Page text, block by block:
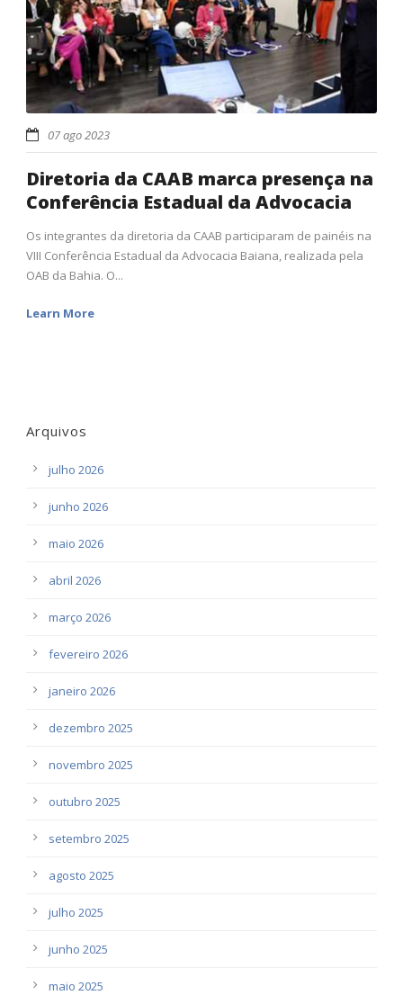
07 ago 2023
Diretoria da CAAB marca presença na
Conferência Estadual da Advocacia
Os integrantes da diretoria da CAAB participaram de painéis na
VIII Conferência Estadual da Advocacia Baiana, realizada pela
OAB da Bahia. O...
Learn More
Arquivos
julho 2026
junho 2026
maio 2026
abril 2026
março 2026
fevereiro 2026
janeiro 2026
dezembro 2025
novembro 2025
outubro 2025
setembro 2025
agosto 2025
julho 2025
junho 2025
maio 2025